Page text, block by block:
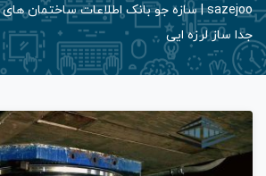
sazejoo | سازه جو بانک اطلاعات ساختمان های در حال ساخت
جدا ساز لرزه ایی